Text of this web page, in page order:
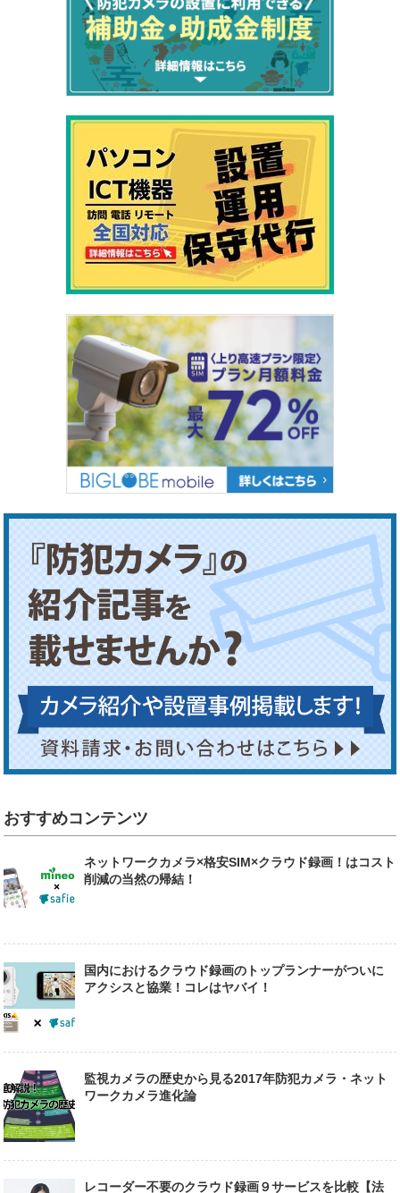
おすすめコンテンツ
ネットワークカメラ×格安SIM×クラウド録画！はコスト
削減の当然の帰結！
国内におけるクラウド録画のトップランナーがついに
アクシスと協業！コレはヤバイ！
監視カメラの歴史から見る2017年防犯カメラ・ネット
ワークカメラ進化論
レコーダー不要のクラウド録画９サービスを比較【法